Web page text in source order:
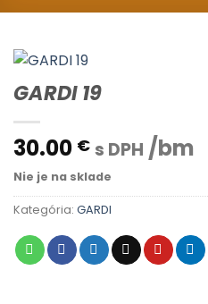
GARDI 19
30.00 € s DPH /bm
Nie je na sklade
Kategória: GARDI